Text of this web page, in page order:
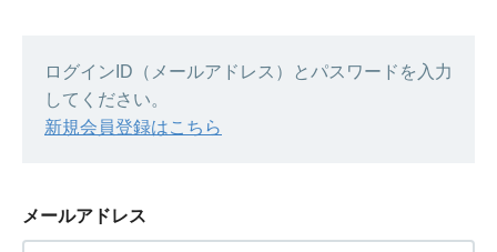
ログインID（メールアドレス）とパスワードを入力
してください。
新規会員登録はこちら
メールアドレス